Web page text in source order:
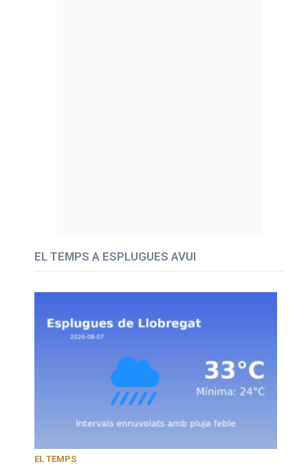
EL TEMPS A ESPLUGUES AVUI
EL TEMPS